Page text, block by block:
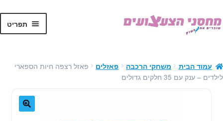
דלג
לניווט
לדלג
לתוכן
תפריט
מוצרי תינוקות
עמוד הבית משחקי הרכבה פאזלים
פאזל רצפה חיות הספארי
לילדים – ענק עם 35 חלקים גדולים